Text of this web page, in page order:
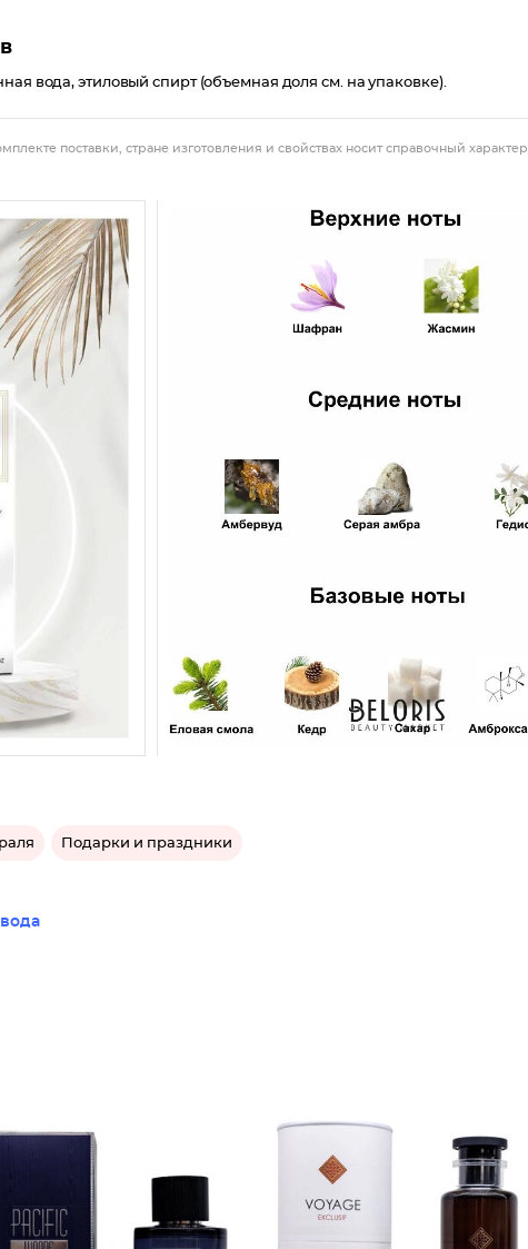
вода, этиловый спирт (объемная доля см. на упаковке).
поставки, стране изготовления и свойствах носит справочный характер.
Подарки и праздники